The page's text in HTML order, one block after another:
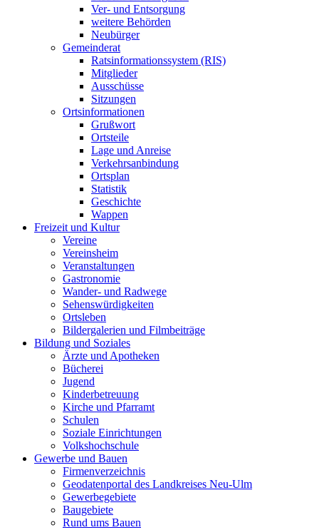
Ver- und Entsorgung
weitere Behörden
Neubürger
Gemeinderat
Ratsinformationssystem (RIS)
Mitglieder
Ausschüsse
Sitzungen
Ortsinformationen
Grußwort
Ortsteile
Lage und Anreise
Verkehrsanbindung
Ortsplan
Statistik
Geschichte
Wappen
Freizeit und Kultur
Vereine
Vereinsheim
Veranstaltungen
Gastronomie
Wander- und Radwege
Sehenswürdigkeiten
Ortsleben
Bildergalerien und Filmbeiträge
Bildung und Soziales
Ärzte und Apotheken
Bücherei
Jugend
Kinderbetreuung
Kirche und Pfarramt
Schulen
Soziale Einrichtungen
Volkshochschule
Gewerbe und Bauen
Firmenverzeichnis
Geodatenportal des Landkreises Neu-Ulm
Gewerbegebiete
Baugebiete
Rund ums Bauen